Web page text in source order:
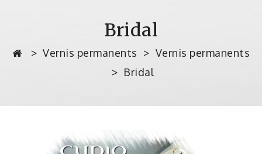
Bridal
Vernis permanents
Vernis permanents
Bridal